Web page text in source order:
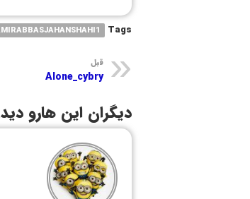
Tags
قبل
Alone_cybry
دیگران این هارو